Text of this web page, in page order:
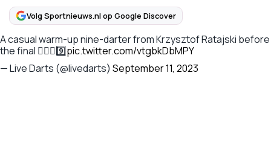
Volg Sportnieuws.nl op Google Discover
A casual warm-up nine-darter from Krzysztof Ratajski before
the final 🤷🏻‍♂️9️⃣pic.twitter.com/vtgbkDbMPY
— Live Darts (@livedarts) September 11, 2023